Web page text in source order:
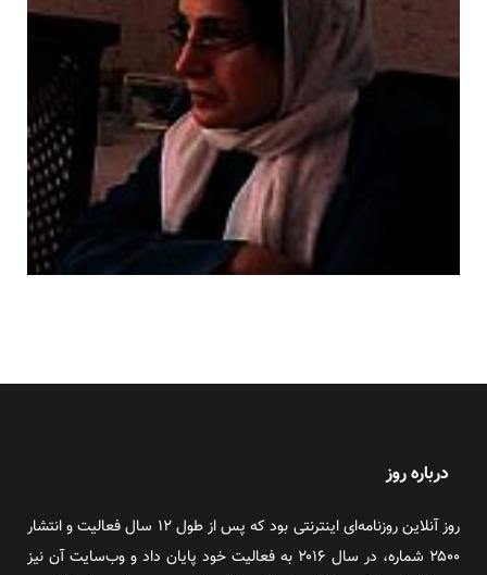
درباره روز
روز آنلاین روزنامه‌ای اینترنتی بود که پس از طول ۱۲ سال فعالیت و انتشار
۲۵۰۰ شماره، در سال ۲۰۱۶ به فعالیت خود پایان داد و وب‌سایت آن نیز